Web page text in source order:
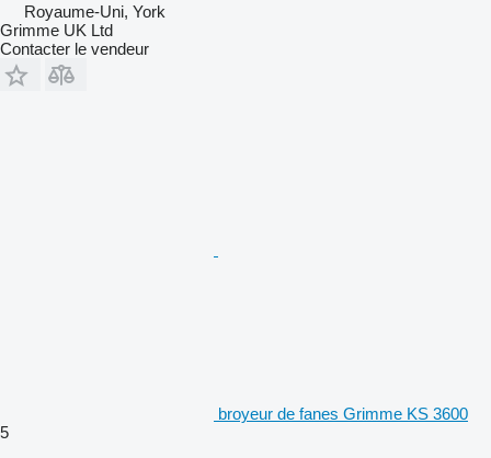
Royaume-Uni, York
Grimme UK Ltd
Contacter le vendeur
broyeur de fanes Grimme KS 3600
5